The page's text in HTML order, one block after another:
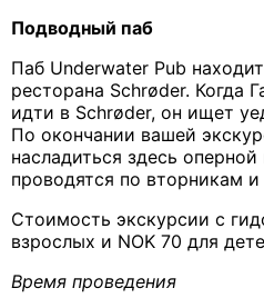
Подводный паб
Паб Underwater Pub
ресторана Schrøder. Когда
идти в Schrøder, он ищет
По окончании вашей
насладиться здесь
проводятся по вторникам и
Стоимость экскурсии с
взрослых и NOK 70 для
Время проведения